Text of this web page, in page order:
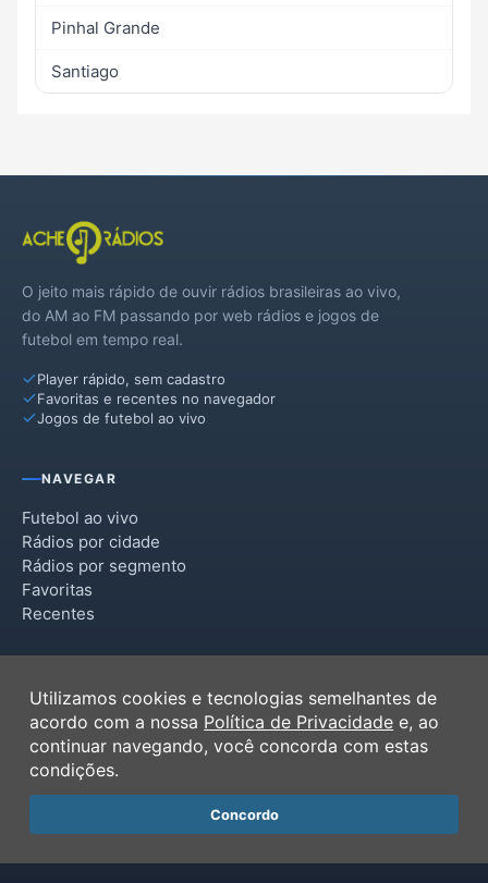
Pinhal Grande
Santiago
O jeito mais rápido de ouvir rádios brasileiras ao vivo,
do AM ao FM passando por web rádios e jogos de
futebol em tempo real.
Player rápido, sem cadastro
Favoritas e recentes no navegador
Jogos de futebol ao vivo
NAVEGAR
Futebol ao vivo
Rádios por cidade
Rádios por segmento
Favoritas
Recentes
Termos de Uso
Política de Privacidade
Ferramentas
Contato
Utilizamos cookies e tecnologias semelhantes de
acordo com a nossa Política de Privacidade e, ao
continuar navegando, você concorda com estas
condições.
Concordo